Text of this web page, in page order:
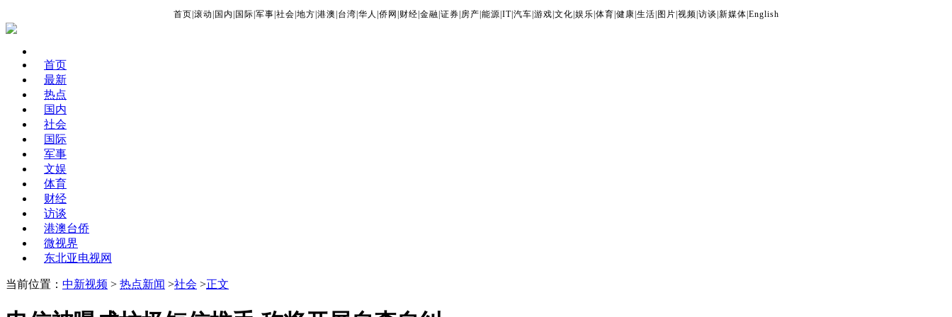
首页 滚动 国内 国际 军事 社会 地方 港澳 台湾 华人 侨网 财经 金融 证券 房产 能源 IT| 汽车 游戏 文化 娱乐 体育 健康 生活 图片 视频 访谈 新媒体 English
首页
最新
热点
国内
社会
国际
军事
文娱
体育
财经
访谈
港澳台侨
微视界
东北亚电视网
当前位置： 中新视频 > 热点新闻 >社会 >正文